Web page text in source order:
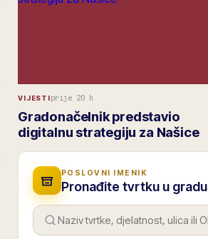
VIJESTIprije 20 h
Gradonačelnik predstavio
digitalnu strategiju za Našice
POSLOVNI IMENIK
Pronađite tvrtku u gradu